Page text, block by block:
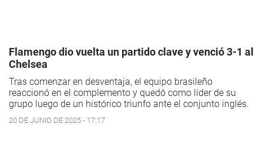
Flamengo dio vuelta un partido clave y venció 3-1 al
Chelsea
Tras comenzar en desventaja, el equipo brasileño
reaccionó en el complemento y quedó como líder de su
grupo luego de un histórico triunfo ante el conjunto inglés.
20 DE JUNIO DE 2025 - 17:17